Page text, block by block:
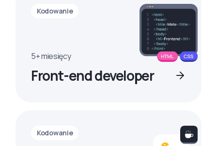
Kodowanie
5+ miesięcy
Front-end developer
Kodowanie